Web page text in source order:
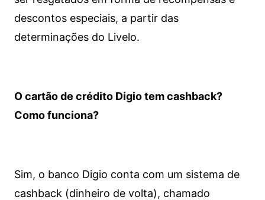
descontos especiais, a partir das
determinações do Livelo.
O cartão de crédito Digio tem cashback?
Como funciona?
Sim, o banco Digio conta com um sistema de
cashback (dinheiro de volta), chamado